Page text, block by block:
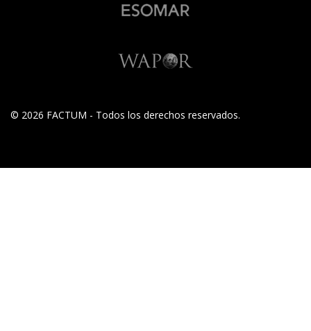
© 2026 FACTUM - Todos los derechos reservados.